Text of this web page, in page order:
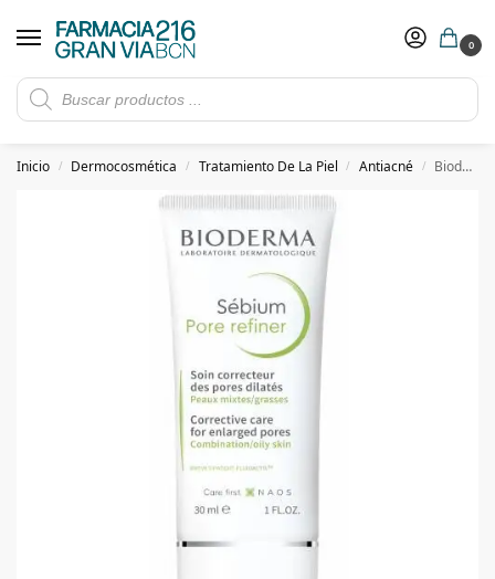
0
Rebajas de verano hasta -30%
​ 5€ de descuento con el cupón 5GRANVIA (compras superiores a 150€)
Inicio / Dermocosmética / Tratamiento De La Piel / Antiacné / Bioderma Sebium Pore Refiner 30 ml